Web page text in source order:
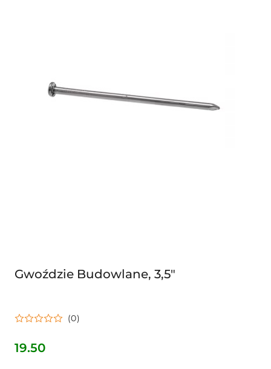
Gwoździe Budowlane, 3,5"
(0)
Cena:
19.50